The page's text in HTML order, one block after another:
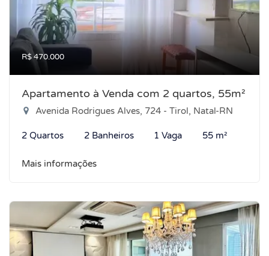
R$ 470.000
Apartamento à Venda com 2 quartos, 55m²
Avenida Rodrigues Alves, 724 - Tirol, Natal-RN
2 Quartos 2 Banheiros 1 Vaga 55 m²
Mais informações